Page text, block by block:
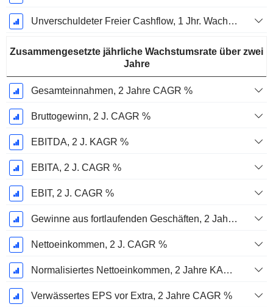
Unverschuldeter Freier Cashflow, 1 Jhr. Wachstum %
Zusammengesetzte jährliche Wachstumsrate über zwei
Jahre
Gesamteinnahmen, 2 Jahre CAGR %
Bruttogewinn, 2 J. CAGR %
EBITDA, 2 J. KAGR %
EBITA, 2 J. CAGR %
EBIT, 2 J. CAGR %
Gewinne aus fortlaufenden Geschäften, 2 Jahre. CAGR %
Nettoeinkommen, 2 J. CAGR %
Normalisiertes Nettoeinkommen, 2 Jahre KAGR %
Verwässertes EPS vor Extra, 2 Jahre CAGR %